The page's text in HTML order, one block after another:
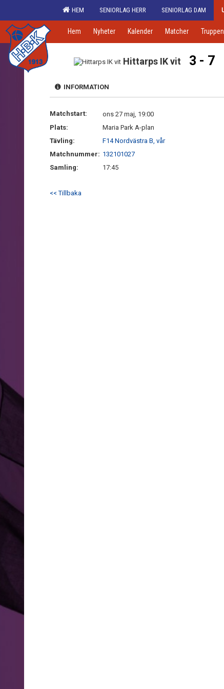
HEM SENIORLAG HERR SENIORLAG DAM
Hem Nyheter Kalender Matcher Truppen
Hittarps IK vit 3 - 7
INFORMATION
Matchstart:
ons 27 maj, 19:00
Plats:
Maria Park A-plan
Tävling:
F14 Nordvästra B, vår
Matchnummer: 132101027
Samling:
17:45
<< Tillbaka